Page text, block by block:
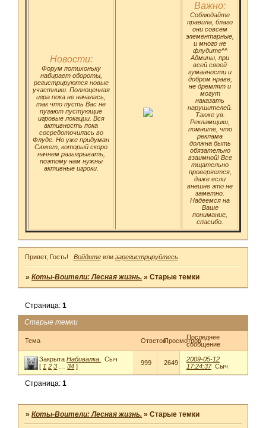
Новости:
Форум потихоньку
набирает обороты,
регистрируются новые
участники. Полноценная
игра пока не началась,
так что пусть Вас не
пугают пустующие
игровые локации. Вся
активность пока
сосредоточилась во
Флуде. Но уже придуман
Сюжет, который скоро
начнем разыгрывать,
поэтому нам нужны
активные игроки.
Важно:
Соблюдайте
правила, благо
они совсем
элементарные,
и много не
флудите^^
Админы, при
всей своей
гуманности и
добром нраве,
не дремлят и
могут
наказать
нарушителей.
Также ув.
Рекламщики,
помните, что
реклама
должна быть
обязательно
взаимной! Все
тщательно
проверяется,
даже если
внешне это не
заметно.
Надеемся на
Ваше
понимание,
спасибо.
Привет, Гость! Войдитеили зарегистрируйтесь
»Коты-Воители: Лесная жизнь. »Старые темки
Старые темки
Страница:1
Тема ОтветовПросмотровПоследнее
сообщение
ЗакрытаНабивалка.
Сыч
[ 1 2 3 34 ] 999 2649
2009-05-12
17:24:37 Сыч
Страница:1
»Коты-Воители: Лесная жизнь. »Старые темки